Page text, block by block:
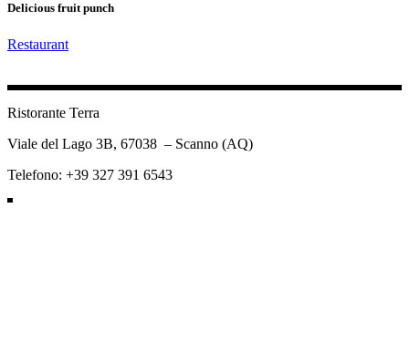
Delicious fruit punch
Restaurant
Ristorante Terra
Viale del Lago 3B, 67038 – Scanno (AQ)
Telefono: +39 327 391 6543